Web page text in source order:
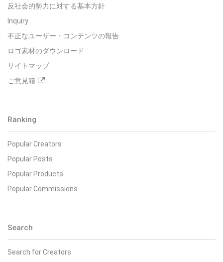
反社会的勢力に対する基本方針
Inquiry
不正なユーザー・コンテンツの報告
ロゴ素材のダウンロード
サイトマップ
ご意見箱
Ranking
Popular Creators
Popular Posts
Popular Products
Popular Commissions
Search
Search for Creators